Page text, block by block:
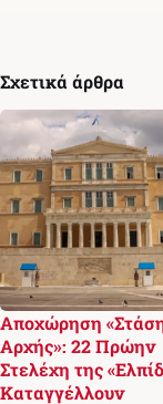
Σχετικά άρθρα
Αποχώρηση
Αρχής»: 22 Πρώην
Στελέχη της
Καταγγέλλουν